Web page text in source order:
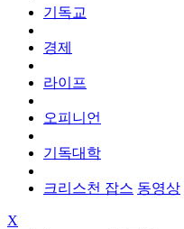
기독교
경제
라이프
오피니언
기독대학
크리스천 잡스 동영상
X